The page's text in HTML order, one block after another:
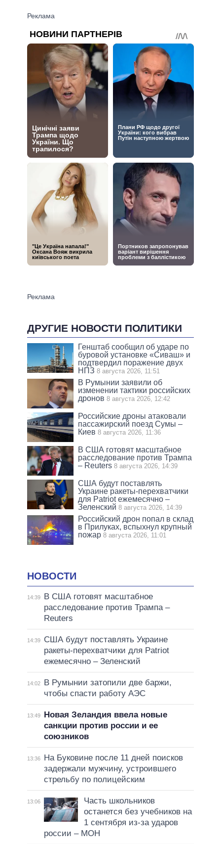
ДРУГИЕ НОВОСТИ ПОЛИТИКИ
Генштаб сообщил об ударе по
буровой установке «Сиваш» и
подтвердил поражение двух
НПЗ 8 августа 2026, 11:51
В Румынии заявили об
изменении тактики российских
дронов 8 августа 2026, 12:42
Российские дроны атаковали
пассажирский поезд Сумы –
Киев 8 августа 2026, 11:36
В США готовят масштабное
расследование против Трампа
– Reuters 8 августа 2026, 14:39
США будут поставлять
Украине ракеты-перехватчики
для Patriot ежемесячно –
Зеленский 8 августа 2026, 14:39
Российский дрон попал в склад
в Прилуках, вспыхнул крупный
пожар 8 августа 2026, 11:01
НОВОСТИ
14:39
В США готовят масштабное
расследование против Трампа –
Reuters
14:39
США будут поставлять Украине
ракеты-перехватчики для Patriot
ежемесячно – Зеленский
14:02
В Румынии затопили две баржи,
чтобы спасти работу АЭС
13:49
Новая Зеландия ввела новые
санкции против россии и ее
союзников
13:36
На Буковине после 11 дней поисков
задержали мужчину, устроившего
стрельбу по полицейским
13:06
Часть школьников
останется без учебников на
1 сентября из-за ударов
россии – МОН